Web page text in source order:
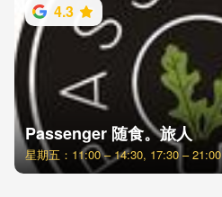
4.3
Passenger 随食。旅人
星期五：11:00 – 14:30, 17:30 – 21:00